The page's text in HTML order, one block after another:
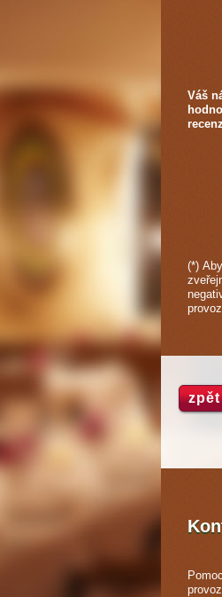
Váš
(*)